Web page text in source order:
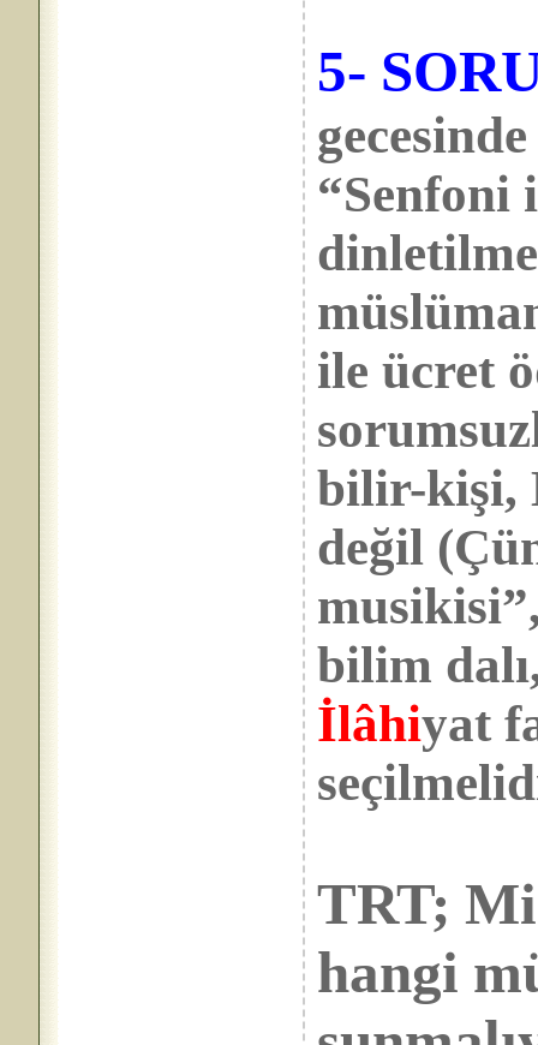
5-
“Senfoni
ile ücret
bilir-kişi,
değil
bilim
İlâhiyat
TRT;
hangi